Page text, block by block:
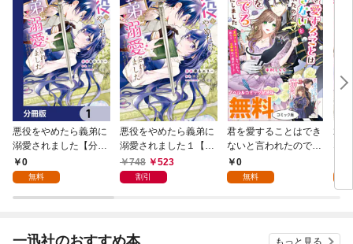
悪役をやめたら義弟に
溺愛されました【分冊
版】 1
0
無料
悪役をやめたら義弟に
溺愛されました１【電
子限定特典付き】
748 523
割引
君を愛することはでき
ないと言われたので猫
を愛でることにしまし
た 黒猫さんをもふも
ック試読版
0
無料
君
な
た
ふ
き
もっと見る